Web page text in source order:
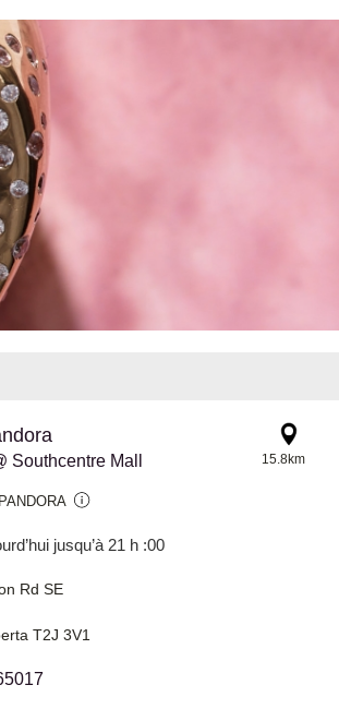
Southcentre Mall
jusqu’à 21 h :00
15.8km
Rd SE
T2J 3V1